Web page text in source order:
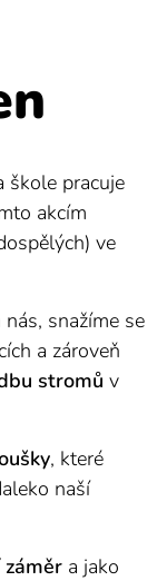
škole pracuje
akcím
ve
snažíme se
a zároveň
stromů v
, které
naší
záměr a jako